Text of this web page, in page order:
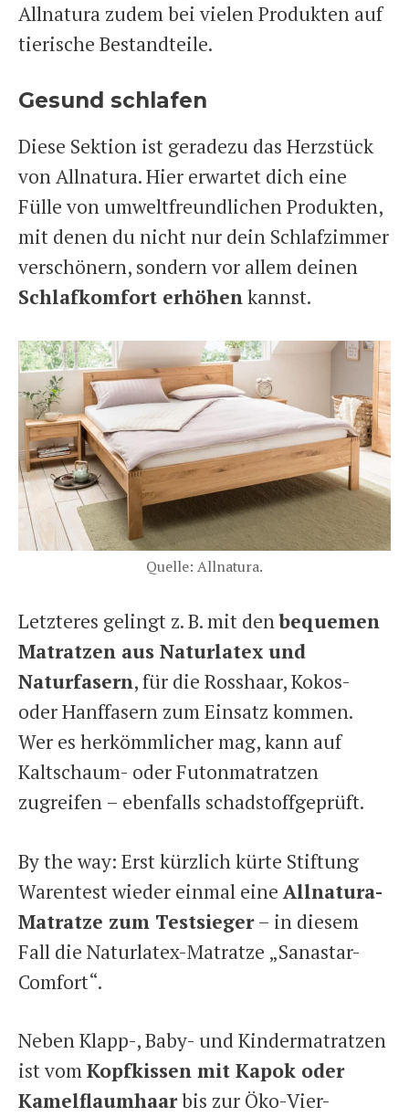
Allnatura zudem bei vielen Produkten auf
tierische Bestandteile.
Gesund schlafen
Diese Sektion ist geradezu das Herzstück
von Allnatura. Hier erwartet dich eine
Fülle von umweltfreundlichen Produkten,
mit denen du nicht nur dein Schlafzimmer
verschönern, sondern vor allem deinen
Schlafkomfort erhöhenkannst.
Quelle: Allnatura.
Letzteres gelingt z. B. mit denbequemen
Matratzen aus Naturlatex und
Naturfasern, für die Rosshaar, Kokos-
oder Hanffasern zum Einsatz kommen.
Wer es herkömmlicher mag, kann auf
Kaltschaum- oder Futonmatratzen
zugreifen – ebenfalls schadstoffgeprüft.
By the way: Erst kürzlich kürte Stiftung
Warentest wieder einmal eineAllnatura-
Matratze zum Testsieger– in diesem
Fall die Naturlatex-Matratze „Sanastar-
Comfort“.
Neben Klapp-, Baby- und Kindermatratzen
ist vomKopfkissen mit Kapok oder
Kamelflaumhaarbis zur Öko-Vier-